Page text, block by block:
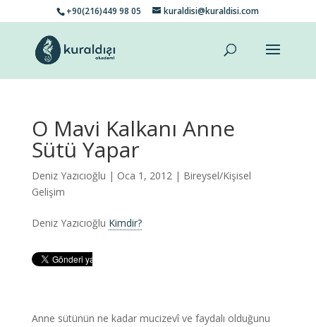
+90(216)449 98 05 kuraldisi@kuraldisi.com
O Mavi Kalkanı Anne
Sütü Yapar
Deniz Yazıcıoğlu | Oca 1, 2012 | Bireysel/Kişisel
Gelişim
Deniz Yazıcıoğlu Kimdir?
Anne sütünün ne kadar mucizevî ve faydalı olduğunu